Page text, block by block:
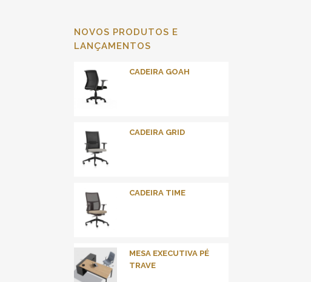
NOVOS PRODUTOS E
LANÇAMENTOS
CADEIRA GOAH
CADEIRA GRID
CADEIRA TIME
MESA EXECUTIVA PÉ
TRAVE